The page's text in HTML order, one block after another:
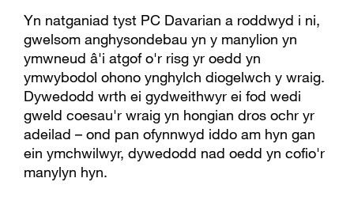
Yn natganiad tyst PC Davarian a roddwyd i ni,
gwelsom anghysondebau yn y manylion yn
ymwneud â'i atgof o'r risg yr oedd yn
ymwybodol ohono ynghylch diogelwch y wraig.
Dywedodd wrth ei gydweithwyr ei fod wedi
gweld coesau'r wraig yn hongian dros ochr yr
adeilad – ond pan ofynnwyd iddo am hyn gan
ein ymchwilwyr, dywedodd nad oedd yn cofio'r
manylyn hyn.